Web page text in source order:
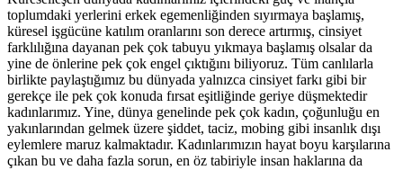
toplumdaki yerlerini erkek egemenliğinden sıyırmaya başlamış,
küresel işgücüne katılım oranlarını son derece artırmış, cinsiyet
farklılığına dayanan pek çok tabuyu yıkmaya başlamış olsalar da
yine de önlerine pek çok engel çıktığını biliyoruz. Tüm canlılarla
birlikte paylaştığımız bu dünyada yalnızca cinsiyet farkı gibi bir
gerekçe ile pek çok konuda fırsat eşitliğinde geriye düşmektedir
kadınlarımız. Yine, dünya genelinde pek çok kadın, çoğunluğu en
yakınlarından gelmek üzere şiddet, taciz, mobing gibi insanlık dışı
eylemlere maruz kalmaktadır. Kadınlarımızın hayat boyu karşılarına
çıkan bu ve daha fazla sorun, en öz tabiriyle insan haklarına da